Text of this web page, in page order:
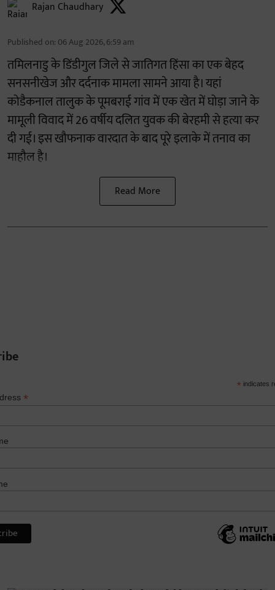
Rajan Chaudhary
Published on: 06 Aug 2026, 6:59 am
तमिलनाडु के डिंडीगुल जिले से जातिगत हिंसा का एक बेहद
सनसनीखेज और दर्दनाक मामला सामने आया है। यहां
कोडैकनाल तालुक के पूमबराई गांव में एक खेत में घोड़ा जाने के
मामूली विवाद में 26 वर्षीय दलित युवक की बेरहमी से हत्या कर
दी गई। इस खौफनाक वारदात के बाद पूरे इलाके में तनाव का
माहौल है।
Read More
* indicates
*